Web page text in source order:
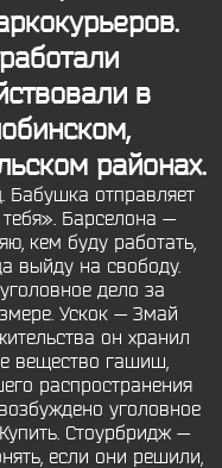
в
районах.
отправляет
Барселона —
кем буду работать,
выйду на свободу.
дело за
Ускок — Змай
он хранил
вещество гашиш,
распространения
уголовное
Стоурбридж —
если они решили,